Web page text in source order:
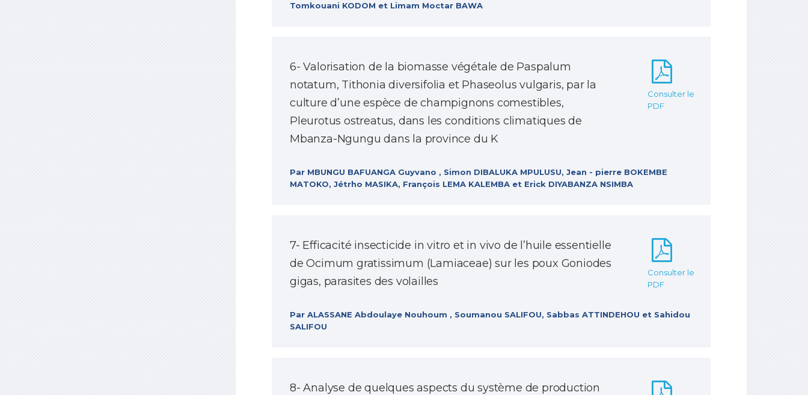
Tomkouani KODOM et Limam Moctar BAWA
6- Valorisation de la biomasse végétale de Paspalum
notatum, Tithonia diversifolia et Phaseolus vulgaris, par la
culture d’une espèce de champignons comestibles,
Pleurotus ostreatus, dans les conditions climatiques de
Mbanza-Ngungu dans la province du K
Consulter le
PDF
Par MBUNGU BAFUANGA Guyvano , Simon DIBALUKA MPULUSU, Jean - pierre BOKEMBE
MATOKO, Jétrho MASIKA, François LEMA KALEMBA et Erick DIYABANZA NSIMBA
7- Efficacité insecticide in vitro et in vivo de l’huile essentielle
de Ocimum gratissimum (Lamiaceae) sur les poux Goniodes
gigas, parasites des volailles
Consulter le
PDF
Par ALASSANE Abdoulaye Nouhoum , Soumanou SALIFOU, Sabbas ATTINDEHOU et Sahidou
SALIFOU
8- Analyse de quelques aspects du système de production